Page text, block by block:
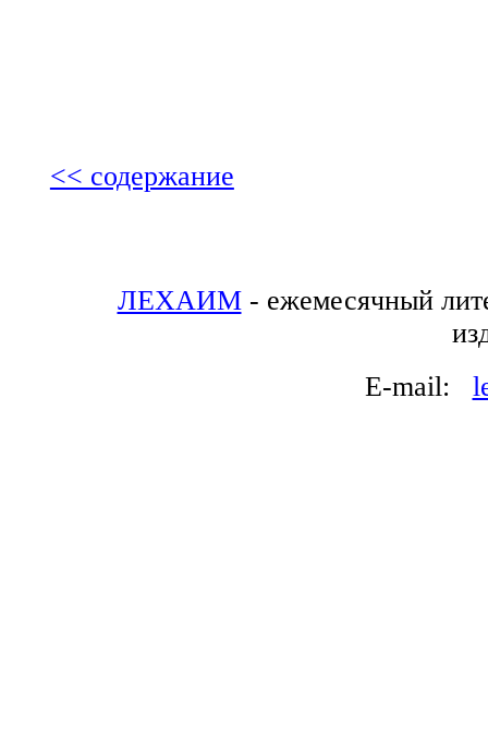
<< содержание
ЛЕХАИМ- ежемесячный
E-mail: